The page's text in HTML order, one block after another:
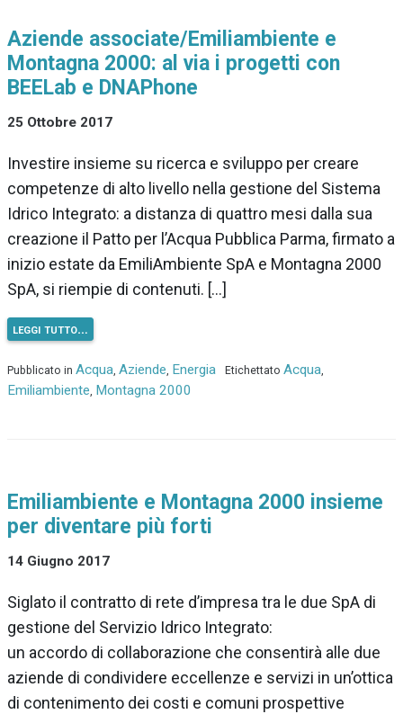
Aziende associate/Emiliambiente e
Montagna 2000: al via i progetti con
BEELab e DNAPhone
25 Ottobre 2017
Investire insieme su ricerca e sviluppo per creare
competenze di alto livello nella gestione del Sistema
Idrico Integrato: a distanza di quattro mesi dalla sua
creazione il Patto per l’Acqua Pubblica Parma, firmato a
inizio estate da EmiliAmbiente SpA e Montagna 2000
SpA, si riempie di contenuti. […]
leggi tutto…
Pubblicato in Acqua, Aziende, Energia Etichettato Acqua,
Emiliambiente, Montagna 2000
Emiliambiente e Montagna 2000 insieme
per diventare più forti
14 Giugno 2017
Siglato il contratto di rete d’impresa tra le due SpA di
gestione del Servizio Idrico Integrato:
un accordo di collaborazione che consentirà alle due
aziende di condividere eccellenze e servizi in un’ottica
di contenimento dei costi e comuni prospettive